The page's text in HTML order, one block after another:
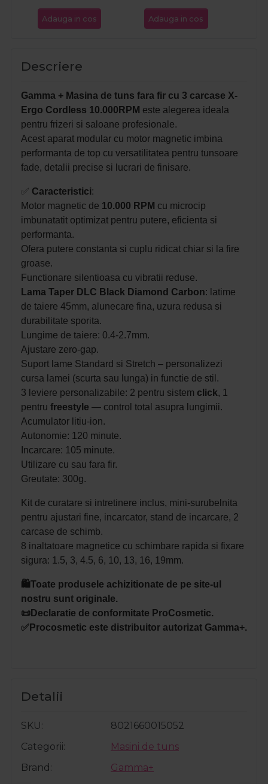
Adauga in cos Adauga in cos
Descriere
Gamma + Masina de tuns fara fir cu 3 carcase X-
Ergo Cordless 10.000RPM este alegerea ideala
pentru frizeri si saloane profesionale.
Acest aparat modular cu motor magnetic imbina
performanta de top cu versatilitatea pentru tunsoare
fade, detalii precise si lucrari de finisare.
✅ Caracteristici:
Motor magnetic de 10.000 RPM cu microcip
imbunatatit optimizat pentru putere, eficienta si
performanta.
Ofera putere constanta si cuplu ridicat chiar si la fire
groase.
Functionare silentioasa cu vibratii reduse.
Lama Taper DLC Black Diamond Carbon: latime
de taiere 45mm, alunecare fina, uzura redusa si
durabilitate sporita.
Lungime de taiere: 0.4-2.7mm.
Ajustare zero-gap.
Suport lame Standard si Stretch – personalizezi
cursa lamei (scurta sau lunga) in functie de stil.
3 leviere personalizabile: 2 pentru sistem click, 1
pentru freestyle — control total asupra lungimii.
Acumulator litiu-ion.
Autonomie: 120 minute.
Incarcare: 105 minute.
Utilizare cu sau fara fir.
Greutate: 300g.
Kit de curatare si intretinere inclus, mini‑surubelnita
pentru ajustari fine, incarcator, stand de incarcare, 2
carcase de schimb.
8 inaltatoare magnetice cu schimbare rapida si fixare
sigura: 1.5, 3, 4.5, 6, 10, 13, 16, 19mm.
🛍️Toate produsele achizitionate de pe site-ul
nostru sunt originale.
📜Declaratie de conformitate ProCosmetic.
✅Procosmetic este distribuitor autorizat Gamma+.
Detalii
SKU
8021660015052
Categorii
Masini de tuns
Brand
Gamma+